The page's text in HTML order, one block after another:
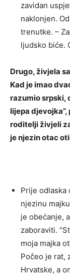
zavidan
naklonjen.
trenutke. –
ljudsko biće.
Drugo, živjela
Kad je imao
razumio srpski,
lijepa
roditelji živjeli
je njezin otac
Prije odlaska
njezinu
je obećanje,
zaboraviti.
moja majka
Počeo je rat,
Hrvatske, a